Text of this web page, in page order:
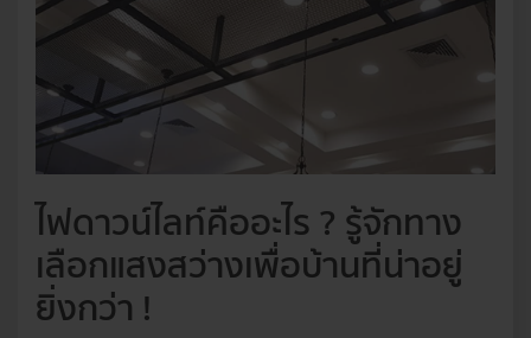
ไฟดาวน์ไลท์คืออะไร ? รู้จักทาง
เลือกแสงสว่างเพื่อบ้านที่น่าอยู่
ยิ่งกว่า !